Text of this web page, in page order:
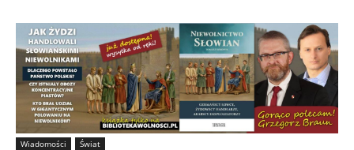
Wiadomości Świat